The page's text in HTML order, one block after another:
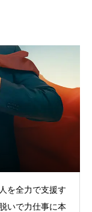
を全力で支援す
いで力仕事に本